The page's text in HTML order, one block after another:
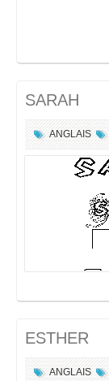
SARAH
ANGLAIS
ESTHER
ANGLAIS